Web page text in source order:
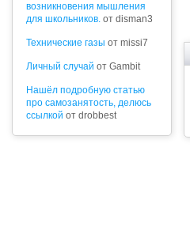
возникновения мышления
для школьников. от disman3
Технические газы от missi7
Личный случай от Gambit
Нашёл подробную статью
про самозанятость, делюсь
ссылкой от drobbest